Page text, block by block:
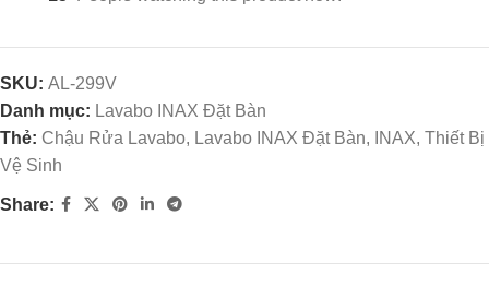
SKU: AL-299V
Danh mục: Lavabo INAX Đặt Bàn
Thẻ: Chậu Rửa Lavabo, Lavabo INAX Đặt Bàn, INAX, Thiết Bị
Vệ Sinh
Share: